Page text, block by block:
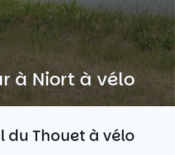
à Niort à vélo
du Thouet à vélo